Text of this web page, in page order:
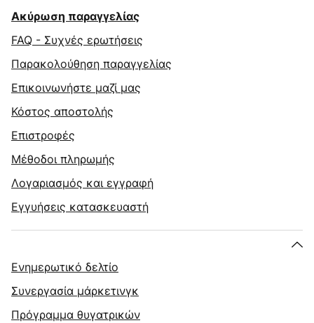
Ακύρωση παραγγελίας
FAQ - Συχνές ερωτήσεις
Παρακολούθηση παραγγελίας
Επικοινωνήστε μαζί μας
Κόστος αποστολής
Επιστροφές
Μέθοδοι πληρωμής
Λογαριασμός και εγγραφή
Εγγυήσεις κατασκευαστή
Ενημερωτικό δελτίο
Συνεργασία μάρκετινγκ
Πρόγραμμα θυγατρικών